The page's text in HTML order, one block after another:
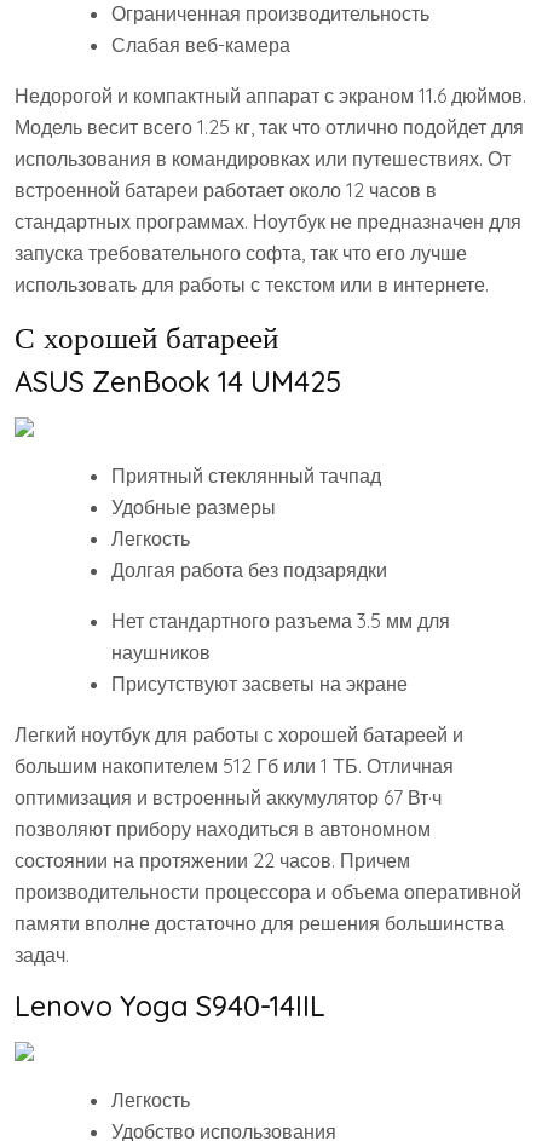
Ограниченная производительность
Слабая веб-камера
Недорогой и компактный аппарат с экраном 11.6 дюймов.
Модель весит всего 1.25 кг, так что отлично подойдет для
использования в командировках или путешествиях. От
встроенной батареи работает около 12 часов в
стандартных программах. Ноутбук не предназначен для
запуска требовательного софта, так что его лучше
использовать для работы с текстом или в интернете.
С хорошей батареей
ASUS ZenBook 14 UM425
Приятный стеклянный тачпад
Удобные размеры
Легкость
Долгая работа без подзарядки
Нет стандартного разъема 3.5 мм для
наушников
Присутствуют засветы на экране
Легкий ноутбук для работы с хорошей батареей и
большим накопителем 512 Гб или 1 ТБ. Отличная
оптимизация и встроенный аккумулятор 67 Вт·ч
позволяют прибору находиться в автономном
состоянии на протяжении 22 часов. Причем
производительности процессора и объема оперативной
памяти вполне достаточно для решения большинства
задач.
Lenovo Yoga S940-14IIL
Легкость
Удобство использования